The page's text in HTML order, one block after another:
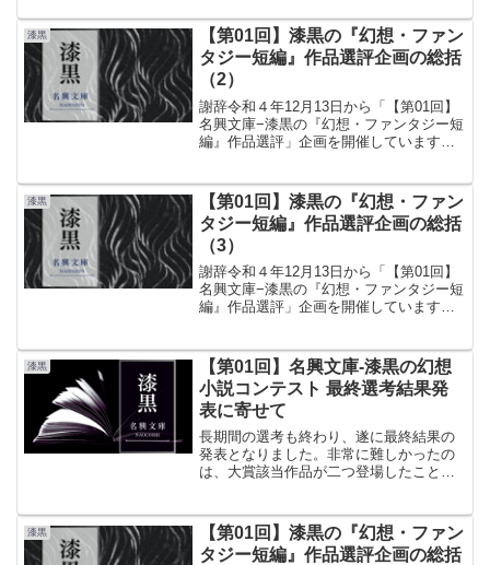
に文庫も良い刺激を受けております。
さて、今回の応募作品は当...
漆黒
【第01回】漆黒の『幻想・ファン
タジー短編』作品選評企画の総括
（2）
謝辞令和４年12月13日から「【第01回】
名興文庫−漆黒の『幻想・ファンタジー短
編』作品選評」企画を開催しています。
皆様、拡散にご協力してくださった皆
様、ありがとうござ...
漆黒
【第01回】漆黒の『幻想・ファン
タジー短編』作品選評企画の総括
（3）
謝辞令和４年12月13日から「【第01回】
名興文庫−漆黒の『幻想・ファンタジー短
編』作品選評」企画を開催しています。
皆様、拡散にご協力してくださった皆
様、ありがとうござ...
漆黒
【第01回】名興文庫-漆黒の幻想
小説コンテスト 最終選考結果発
表に寄せて
長期間の選考も終わり、遂に最終結果の
発表となりました。非常に難しかったの
は、大賞該当作品が二つ登場したことで
ました。しかし、新規の小説賞としては
大変に喜ばしいことでもあ...
漆黒
【第01回】漆黒の『幻想・ファン
タジー短編』作品選評企画の総括